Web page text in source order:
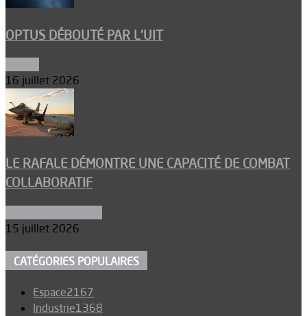
OPTUS DÉBOUTÉ PAR L’UIT
16 juillet 2026
LE RAFALE DÉMONTRE UNE CAPACITÉ DE COMBAT
COLLABORATIF
15 juillet 2026
CATÉGORIES POPULAIRES
Espace2167
Industrie1368